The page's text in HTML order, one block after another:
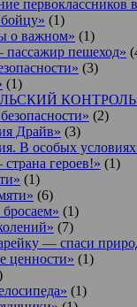
первоклассников
(1)
о важном» (1)
пассажир пешеход»
(3)
(1)
(2)
Драйв» (3)
В особых
героев!» (1)
(1)
(6)
(1)
(7)
— спаси
ценности» (1)
(1)